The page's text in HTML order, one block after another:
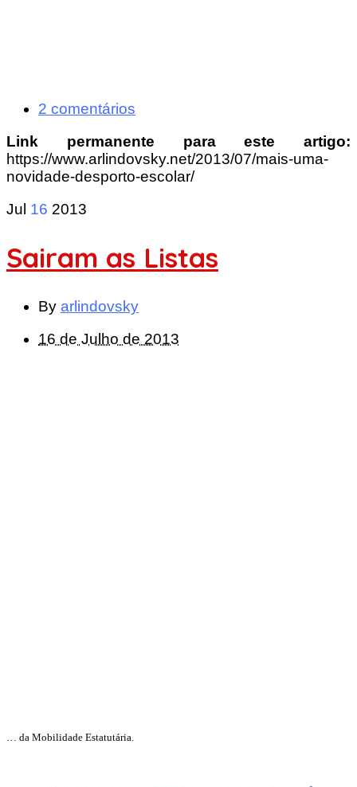
2 comentários
Link permanente para este artigo:
https://www.arlindovsky.net/2013/07/mais-uma-
novidade-desporto-escolar/
Jul 16 2013
Sairam as Listas
By arlindovsky
16 de Julho de 2013
… da Mobilidade Estatutária.